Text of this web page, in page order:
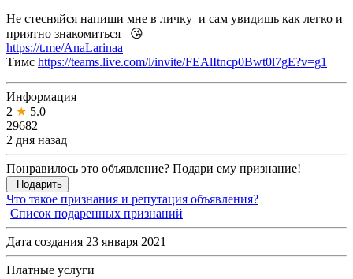
Не стесняйся напиши мне в личку и сам увидишь как легко и
приятно знакомиться 😘
https://t.me/AnaLarinaa
Тимс https://teams.live.com/l/invite/FEAlItncp0Bwt0l7gE?v=g1
Информация
2 ★ 5.0
29682
2 дня назад
Понравилось это объявление? Подари ему признание!
Подарить
Что такое признания и репутация объявления?
Список подаренных признаний
Дата создания 23 января 2021
Платные услуги